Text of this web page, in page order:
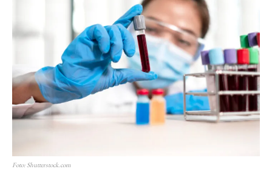
Foto: Shutterstock.com